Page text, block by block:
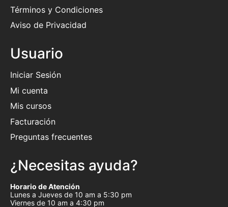
Términos y Condiciones
Aviso de Privacidad
Usuario
Iniciar Sesión
Mi cuenta
Mis cursos
Facturación
Preguntas frecuentes
¿Necesitas ayuda?
Horario de Atención
Lunes a Jueves de 10 am a 5:30 pm
Viernes de 10 am a 4:30 pm